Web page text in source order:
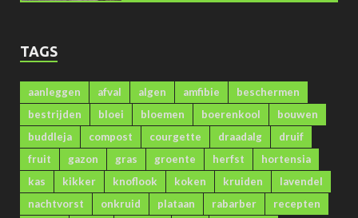
TAGS
aanleggen afval algen amfibie
beschermen
bestrijden
bloei bloemen boerenkool
bouwen
buddleja
compost courgette draadalg
druif
fruit
gazon gras groente herfst
hortensia
kas
kikker knoflook koken kruiden
lavendel
nachtvorst
onkruid plataan rabarber
recepten